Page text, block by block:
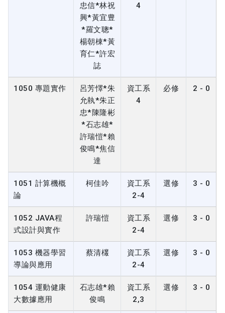
忠信*林祝
興*黃宜豊
*羅文聰*
楊朝棟*黃
育仁*許宏
誌
4
1050 專題實作
呂芳懌*朱
允執*朱正
忠*陳隆彬
*石志雄*
許瑞愷*賴
俊鳴*焦信
達
資工系
4
必修 2 - 0
1051 計算機概
論
柯佳吟
資工系
2-4
選修 3 - 0
1052 JAVA程
式設計與實作
許瑞愷
資工系
2-4
選修 3 - 0
1053 機器學習
導論與應用
蔡清欉
資工系
2-4
選修 3 - 0
1054 運動健康
大數據應用
石志雄*賴
俊鳴
資工系
2,3
選修 3 - 0